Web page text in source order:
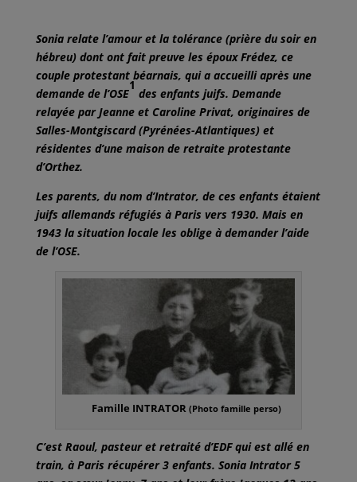
Sonia relate l’amour et la tolérance (prière du soir en
hébreu) dont ont fait preuve les époux Frédez, ce
couple protestant béarnais, qui a accueilli après une
demande de l’OSE
1
des enfants juifs. Demande
relayée par Jeanne et Caroline Privat, originaires de
Salles-Montgiscard (Pyrénées-Atlantiques) et
résidentes d’une maison de retraite protestante
d’Orthez.
Les parents, du nom d’Intrator, de ces enfants étaient
juifs allemands réfugiés à Paris vers 1930. Mais en
1943 la situation locale les oblige à demander l’aide
de l’OSE.
Famille INTRATOR (Photo famille perso)
C’est Raoul, pasteur et retraité d’EDF qui est allé en
train, à Paris récupérer 3 enfants. Sonia Intrator 5